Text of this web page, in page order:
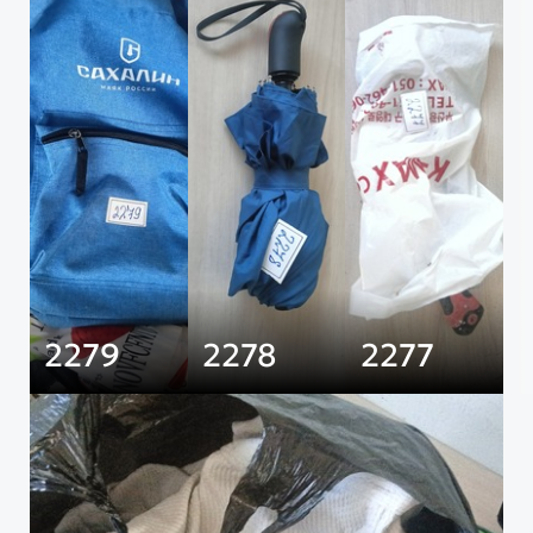
2279 2278 2277